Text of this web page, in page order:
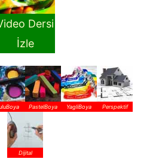
Dersi
İzle
PastelBoya YagliBoya Perspektif
Dijital